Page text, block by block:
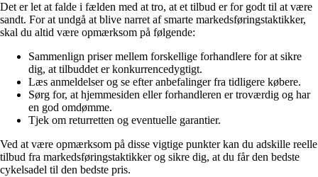
Det er let at falde i fælden med at tro, at et tilbud er for godt til at være
sandt. For at undgå at blive narret af smarte markedsføringstaktikker,
skal du altid være opmærksom på følgende:
Sammenlign priser mellem forskellige forhandlere for at sikre
dig, at tilbuddet er konkurrencedygtigt.
Læs anmeldelser og se efter anbefalinger fra tidligere købere.
Sørg for, at hjemmesiden eller forhandleren er troværdig og har
en god omdømme.
Tjek om returretten og eventuelle garantier.
Ved at være opmærksom på disse vigtige punkter kan du adskille reelle
tilbud fra markedsføringstaktikker og sikre dig, at du får den bedste
cykelsadel til den bedste pris.